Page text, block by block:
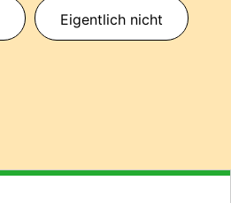
Eigentlich nicht